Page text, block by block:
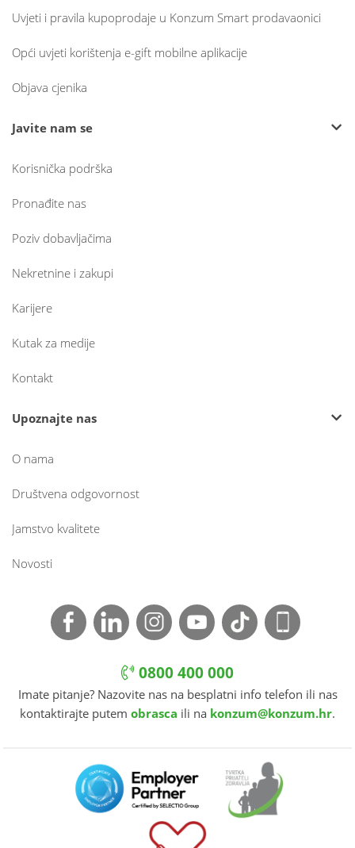
Uvjeti i pravila kupoprodaje u Konzum Smart prodavaonici
Opći uvjeti korištenja e-gift mobilne aplikacije
Objava cjenika
Javite nam se
Korisnička podrška
Pronađite nas
Poziv dobavljačima
Nekretnine i zakupi
Karijere
Kutak za medije
Kontakt
Upoznajte nas
O nama
Društvena odgovornost
Jamstvo kvalitete
Novosti
0800 400 000
Imate pitanje? Nazovite nas na besplatni info telefon ili nas
kontaktirajte putem obrasca ili na konzum@konzum.hr.